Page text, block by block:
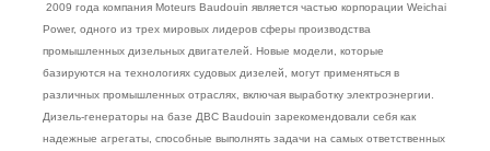
2009 года компания Moteurs Baudouin является частью корпорации Weichai
Power, одного из трех мировых лидеров сферы производства
промышленных дизельных двигателей. Новые модели, которые
базируются на технологиях судовых дизелей, могут применяться в
различных промышленных отраслях, включая выработку электроэнергии.
Дизель-генераторы на базе ДВС Baudouin зарекомендовали себя как
надежные агрегаты, способные выполнять задачи на самых ответственных